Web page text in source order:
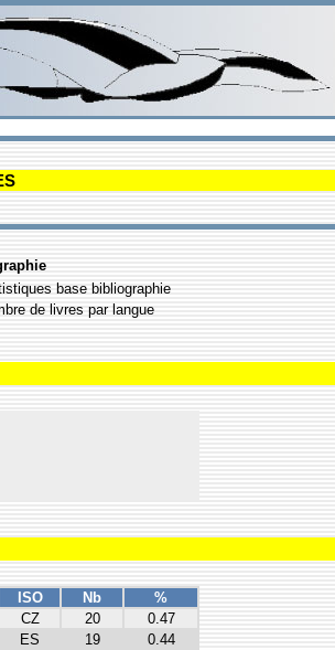
base bibliographie
de livres par langue
ISO Nb
%
CZ 20
0.47
ES 19
0.44